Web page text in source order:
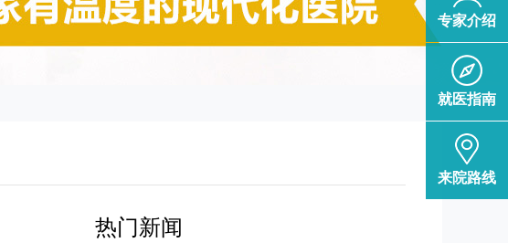
热门新闻
专家介绍
就医指南
来院路线